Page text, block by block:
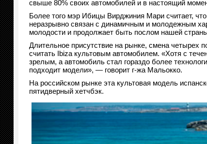
свыше 80% своих автомобилей и в настоящий
Более того мэр Ибицы Вирджиния Мари считает,
неразрывно связан с динамичным и молодежным
молодости и продолжает быть послом нашей
Длительное присутствие на рынке, смена четырех
считать Ibiza культовым автомобилем. «Хотя с
зрелым, а автомобиль стал гораздо более
подходит модели», — говорит г-жа Мальокко.
На российском рынке эта культовая модель
пятидверный хетчбэк.